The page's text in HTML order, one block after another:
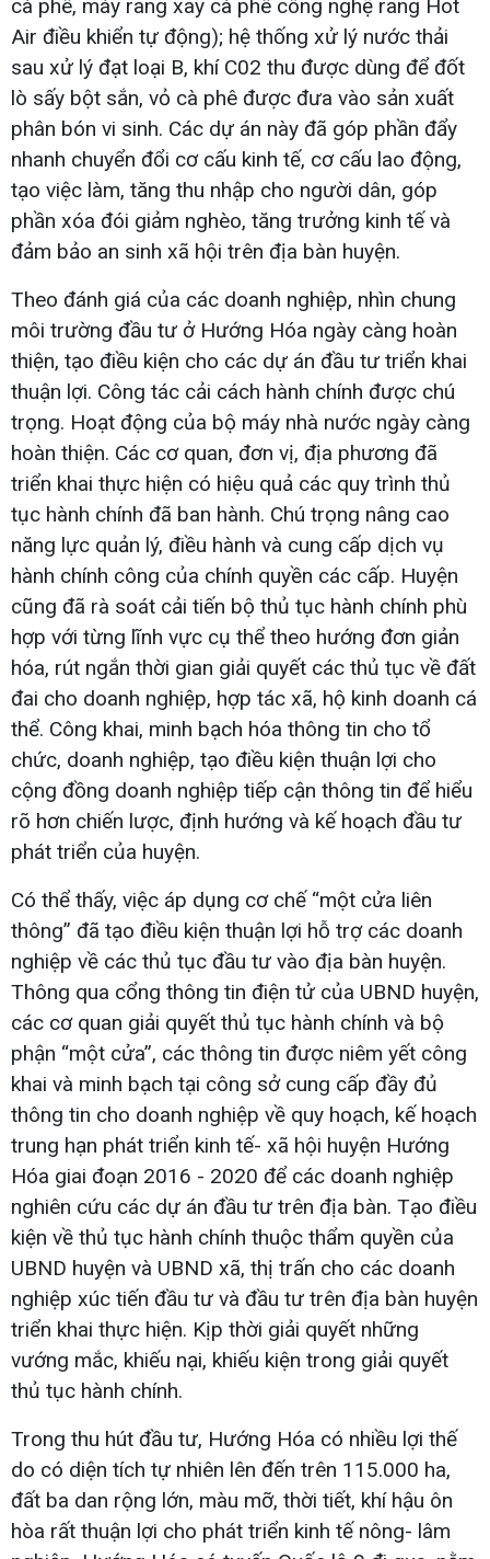
cà phê, máy rang xay cà phê công nghệ rang Hot
Air điều khiển tự động); hệ thống xử lý nước thải
sau xử lý đạt loại B, khí C02 thu được dùng để đốt
lò sấy bột sắn, vỏ cà phê được đưa vào sản xuất
phân bón vi sinh. Các dự án này đã góp phần đẩy
nhanh chuyển đổi cơ cấu kinh tế, cơ cấu lao động,
tạo việc làm, tăng thu nhập cho người dân, góp
phần xóa đói giảm nghèo, tăng trưởng kinh tế và
đảm bảo an sinh xã hội trên địa bàn huyện.
Theo đánh giá của các doanh nghiệp, nhìn chung
môi trường đầu tư ở Hướng Hóa ngày càng hoàn
thiện, tạo điều kiện cho các dự án đầu tư triển khai
thuận lợi. Công tác cải cách hành chính được chú
trọng. Hoạt động của bộ máy nhà nước ngày càng
hoàn thiện. Các cơ quan, đơn vị, địa phương đã
triển khai thực hiện có hiệu quả các quy trình thủ
tục hành chính đã ban hành. Chú trọng nâng cao
năng lực quản lý, điều hành và cung cấp dịch vụ
hành chính công của chính quyền các cấp. Huyện
cũng đã rà soát cải tiến bộ thủ tục hành chính phù
hợp với từng lĩnh vực cụ thể theo hướng đơn giản
hóa, rút ngắn thời gian giải quyết các thủ tục về đất
đai cho doanh nghiệp, hợp tác xã, hộ kinh doanh cá
thể. Công khai, minh bạch hóa thông tin cho tổ
chức, doanh nghiệp, tạo điều kiện thuận lợi cho
cộng đồng doanh nghiệp tiếp cận thông tin để hiểu
rõ hơn chiến lược, định hướng và kế hoạch đầu tư
phát triển của huyện.
Có thể thấy, việc áp dụng cơ chế “một cửa liên
thông” đã tạo điều kiện thuận lợi hỗ trợ các doanh
nghiệp về các thủ tục đầu tư vào địa bàn huyện.
Thông qua cổng thông tin điện tử của UBND huyện,
các cơ quan giải quyết thủ tục hành chính và bộ
phận “một cửa”, các thông tin được niêm yết công
khai và minh bạch tại công sở cung cấp đầy đủ
thông tin cho doanh nghiệp về quy hoạch, kế hoạch
trung hạn phát triển kinh tế- xã hội huyện Hướng
Hóa giai đoạn 2016 - 2020 để các doanh nghiệp
nghiên cứu các dự án đầu tư trên địa bàn. Tạo điều
kiện về thủ tục hành chính thuộc thẩm quyền của
UBND huyện và UBND xã, thị trấn cho các doanh
nghiệp xúc tiến đầu tư và đầu tư trên địa bàn huyện
triển khai thực hiện. Kịp thời giải quyết những
vướng mắc, khiếu nại, khiếu kiện trong giải quyết
thủ tục hành chính.
Trong thu hút đầu tư, Hướng Hóa có nhiều lợi thế
do có diện tích tự nhiên lên đến trên 115.000 ha,
đất ba dan rộng lớn, màu mỡ, thời tiết, khí hậu ôn
hòa rất thuận lợi cho phát triển kinh tế nông- lâm